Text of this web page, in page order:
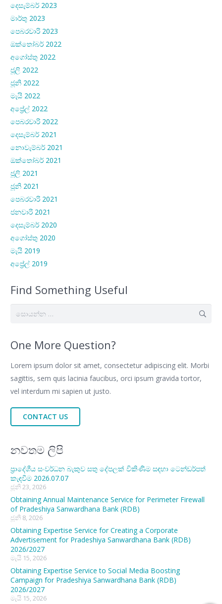
දෙසැම්බර් 2023
මාර්තු 2023
පෙබරවාරි 2023
ඔක්තෝබර් 2022
අගෝස්තු 2022
ජූලි 2022
ජූනි 2022
මැයි 2022
අප්‍රේල් 2022
පෙබරවාරි 2022
දෙසැම්බර් 2021
නොවැම්බර් 2021
ඔක්තෝබර් 2021
ජූලි 2021
ජූනි 2021
පෙබරවාරි 2021
ජනවාරි 2021
දෙසැම්බර් 2020
අගෝස්තු 2020
මැයි 2019
අප්‍රේල් 2019
Find Something Useful
සොයන්න:
One More Question?
Lorem ipsum dolor sit amet, consectetur adipiscing elit. Morbi
sagittis, sem quis lacinia faucibus, orci ipsum gravida tortor,
vel interdum mi sapien ut justo.
CONTACT US
නවතම ලිපි
ප්‍රාදේශීය සංවර්ධන බැකුව සතු දේපලක් විකිණීම සඳහා ටෙන්ඩර්පත්
කැඳවීම 2026.07.07
ජූනි 23, 2026
Obtaining Annual Maintenance Service for Perimeter Firewall
of Pradeshiya Sanwardhana Bank (RDB)
ජූනි 8, 2026
Obtaining Expertise Service for Creating a Corporate
Advertisement for Pradeshiya Sanwardhana Bank (RDB)
2026/2027
මැයි 15, 2026
Obtaining Expertise Service to Social Media Boosting
Campaign for Pradeshiya Sanwardhana Bank (RDB)
2026/2027
මැයි 15, 2026